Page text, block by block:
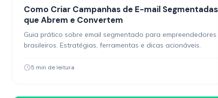
Como Criar Campanhas de E-mail Segmentadas
que Abrem e Convertem
Guia prático sobre email segmentado para empreendedores
brasileiros. Estratégias, ferramentas e dicas acionáveis.
5 min de leitura